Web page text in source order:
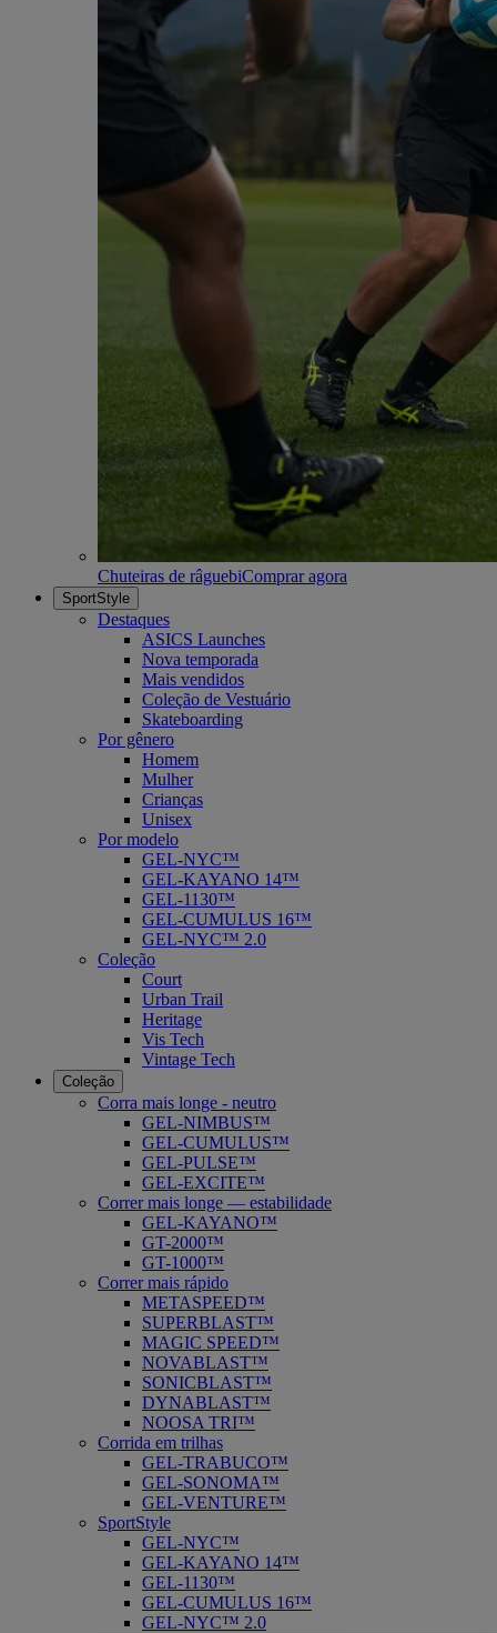
Chuteiras de râguebiComprar agora
SportStyle
Destaques
ASICS Launches
Nova temporada
Mais vendidos
Coleção de Vestuário
Skateboarding
Por gênero
Homem
Mulher
Crianças
Unisex
Por modelo
GEL-NYC™
GEL-KAYANO 14™
GEL-1130™
GEL-CUMULUS 16™
GEL-NYC™ 2.0
Coleção
Court
Urban Trail
Heritage
Vis Tech
Vintage Tech
Coleção
Corra mais longe - neutro
GEL-NIMBUS™
GEL-CUMULUS™
GEL-PULSE™
GEL-EXCITE™
Correr mais longe — estabilidade
GEL-KAYANO™
GT-2000™
GT-1000™
Correr mais rápido
METASPEED™
SUPERBLAST™
MAGIC SPEED™
NOVABLAST™
SONICBLAST™
DYNABLAST™
NOOSA TRI™
Corrida em trilhas
GEL-TRABUCO™
GEL-SONOMA™
GEL-VENTURE™
SportStyle
GEL-NYC™
GEL-KAYANO 14™
GEL-1130™
GEL-CUMULUS 16™
GEL-NYC™ 2.0